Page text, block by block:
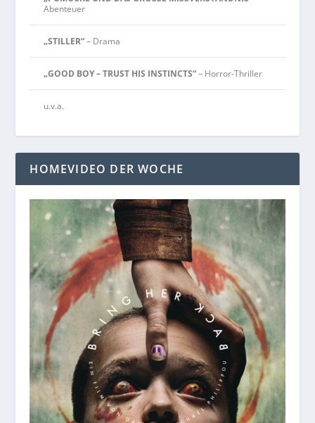
Abenteuer
„STILLER“– Drama
„GOOD BOY – TRUST HIS INSTINCTS“– Horror-Thriller
u.v.a.
HOMEVIDEO DER WOCHE